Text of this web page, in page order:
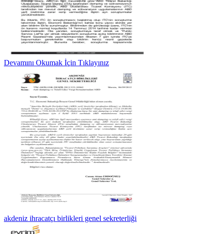
Devamını Okumak İçin Tıklayınız
akdeniz ihracatçı birlikleri genel sekreterliği